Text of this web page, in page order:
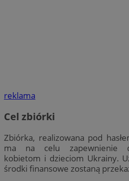
reklama
Cel zbiórki
Zbiórka, realizowana pod
ma na celu zapewnienie
kobietom i dzieciom Ukrainy.
środki finansowe zostaną